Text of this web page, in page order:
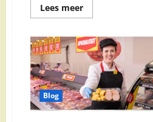
Lees meerLees
meer
Pods:
Alles
Over
Wascapsules,
Gebruik,
Varianten
en
Wasresultaten
Blog